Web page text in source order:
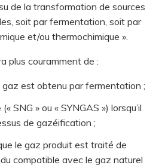
de la transformation de sources
soit par fermentation, soit par
et/ou thermochimique ».
plus couramment de :
gaz est obtenu par fermentation ;
(« SNG » ou « SYNGAS ») lorsqu’il
de gazéification ;
le gaz produit est traité de
compatible avec le gaz naturel